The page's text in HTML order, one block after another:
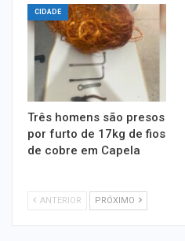
CIDADE
Três homens são presos
por furto de 17kg de fios
de cobre em Capela
ANTERIOR PRÓXIMO